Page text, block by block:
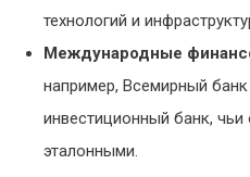
технологий и
Международные
например, Всемирный
инвестиционный банк, чьи
эталонными.